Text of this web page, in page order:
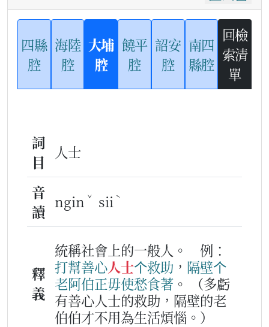
四縣
腔
海陸
腔
大埔
腔
饒平
腔
詔安
腔
南四
縣腔
回檢
索清
單
詞
目
人士
音
讀
ngin ˇ sii ˋ
釋
義
統稱社會上的一般人。
例：
打幫善心人士个救助 ， 隔壁个
老阿伯正毋使愁食著 。
（多虧
有善心人士的救助，隔壁的老
伯伯才不用為生活煩惱。）